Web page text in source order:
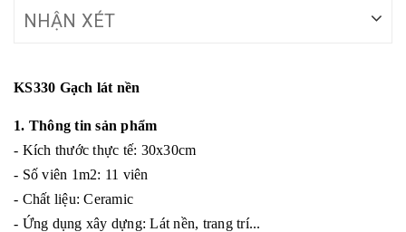
NHẬN XÉT
KS330 Gạch lát nền
1. Thông tin sản phẩm
- Kích thước thực tế: 30x30cm
- Số viên 1m2: 11 viên
- Chất liệu: Ceramic
- Ứng dụng xây dựng: Lát nền, trang trí...